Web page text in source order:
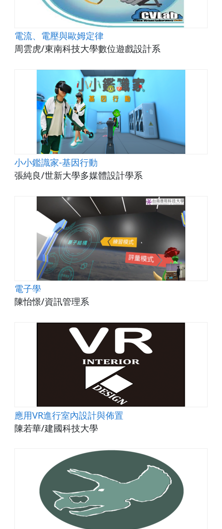
電流、電壓與歐姆定律
周雲虎/東南科技大學數位遊戲設計系
小小鑑識家-基因行動
張純良/世新大學多媒體設計學系
電子學
陳怡憬/資訊管理系
應用VR進行室內設計與佈置
陳若華/建國科技大學